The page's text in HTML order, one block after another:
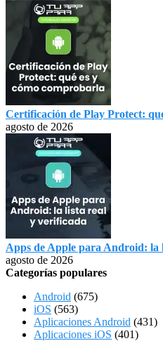
Certificación de Play Protect:
agosto de 2026
Apps de Apple para Android: la
agosto de 2026
Categorías populares
Android (675)
iOS (563)
Aplicaciones Android (431)
Aplicaciones iOS (401)